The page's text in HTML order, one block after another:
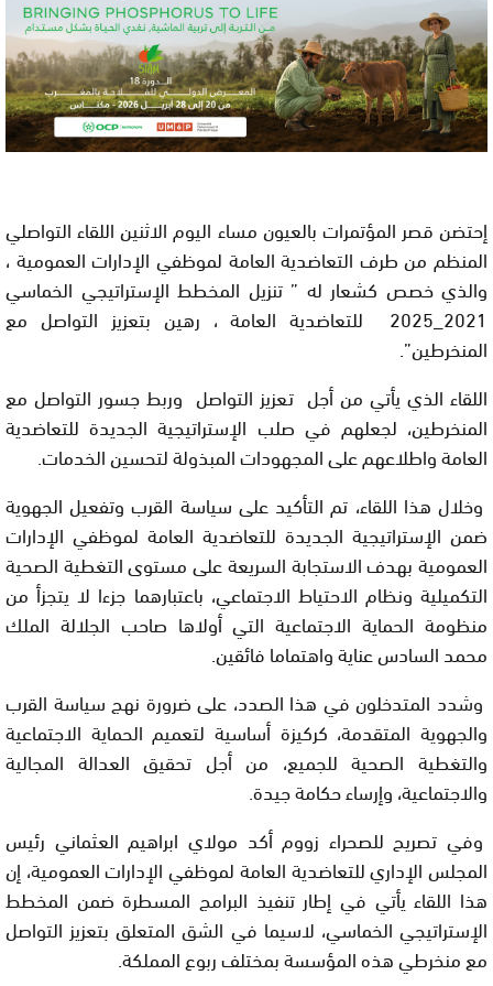
إحتضن قصر المؤتمرات بالعيون مساء اليوم الاثنين اللقاء التواصلي
المنظم من طرف التعاضدية العامة لموظفي الإدارات العمومية ،
والذي خصص كشعار له ” تنزيل المخطط الإستراتيجي الخماسي
2021_2025 للتعاضدية العامة ، رهين بتعزيز التواصل مع
المنخرطين”.
اللقاء الذي يأتي من أجل تعزيز التواصل وربط جسور التواصل مع
المنخرطين، لجعلهم في صلب الإستراتيجية الجديدة للتعاضدية
العامة واطلاعهم على المجهودات المبذولة لتحسين الخدمات.
وخلال هذا اللقاء، تم التأكيد على سياسة القرب وتفعيل الجهوية
ضمن الإستراتيجية الجديدة للتعاضدية العامة لموظفي الإدارات
العمومية بهدف الاستجابة السريعة على مستوى التغطية الصحية
التكميلية ونظام الاحتياط الاجتماعي، باعتبارهما جزءا لا يتجزأ من
منظومة الحماية الاجتماعية التي أولاها صاحب الجلالة الملك
محمد السادس عناية واهتماما فائقين.
وشدد المتدخلون في هذا الصدد، على ضرورة نهج سياسة القرب
والجهوية المتقدمة، كركيزة أساسية لتعميم الحماية الاجتماعية
والتغطية الصحية للجميع، من أجل تحقيق العدالة المجالية
والاجتماعية، وإرساء حكامة جيدة.
وفي تصريح للصحراء زووم أكد مولاي ابراهيم العثماني رئيس
المجلس الإداري للتعاضدية العامة لموظفي الإدارات العمومية، إن
هذا اللقاء يأتي في إطار تنفيذ البرامج المسطرة ضمن المخطط
الإستراتيجي الخماسي، لاسيما في الشق المتعلق بتعزيز التواصل
مع منخرطي هذه المؤسسة بمختلف ربوع المملكة.